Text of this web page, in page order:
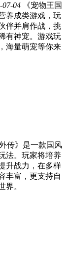
07-04
《宠物王国
养成类游戏，玩
伴并肩作战，挑
有神宠。游戏玩
海量萌宠等你来
外传》是一款国风
法。玩家将培养
升战力，在多样
丰富，更支持自
界。